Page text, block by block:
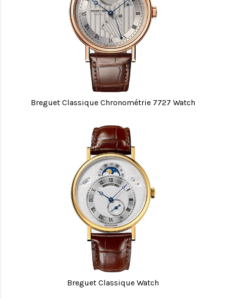
Breguet Classique Chronométrie 7727 Watch
Breguet Classique Watch